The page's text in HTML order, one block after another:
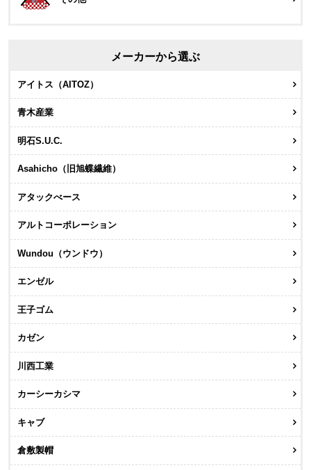
メーカーから選ぶ
アイトス（AITOZ）
青木産業
明石S.U.C.
Asahicho（旧旭蝶繊維）
アタックべース
アルトコーポレーション
Wundou（ウンドウ）
エンゼル
王子ゴム
カゼン
川西工業
カーシーカシマ
キャブ
倉敷製帽